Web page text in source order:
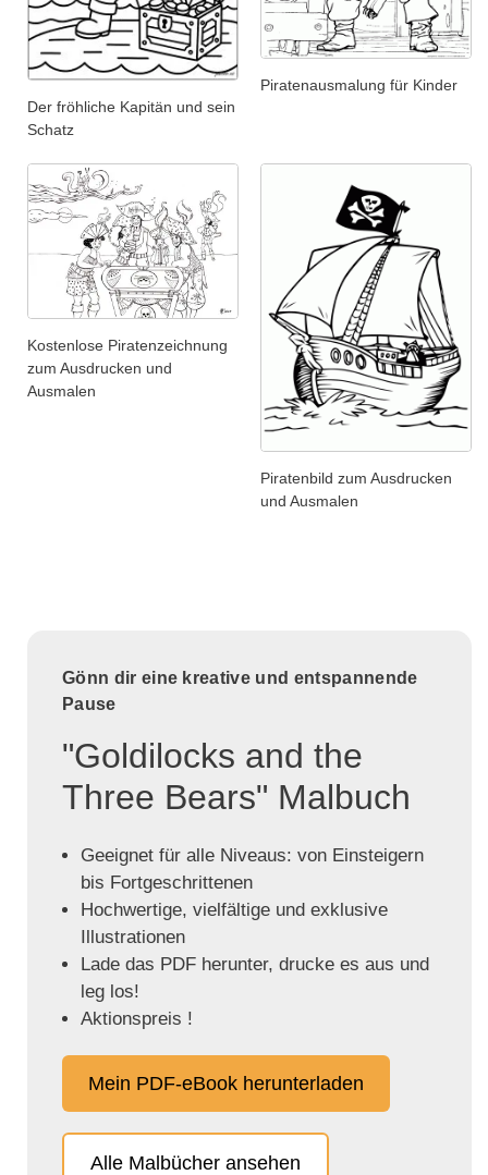
Der fröhliche Kapitän und sein
Schatz
Piratenausmalung für Kinder
Kostenlose Piratenzeichnung
zum Ausdrucken und
Ausmalen
Piratenbild zum Ausdrucken
und Ausmalen
Gönn dir eine kreative und entspannende
Pause
"Goldilocks and the
Three Bears" Malbuch
Geeignet für alle Niveaus: von Einsteigern
bis Fortgeschrittenen
Hochwertige, vielfältige und exklusive
Illustrationen
Lade das PDF herunter, drucke es aus und
leg los!
Aktionspreis !
Mein PDF-eBook herunterladen
Alle Malbücher ansehen